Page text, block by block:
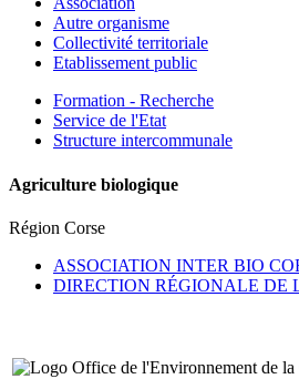
Autre organisme
Collectivité territoriale
Etablissement public
Formation - Recherche
Service de l'Etat
Structure intercommunale
Agriculture biologique
Région Corse
ASSOCIATION INTER BIO
DIRECTION RÉGIONALE DE